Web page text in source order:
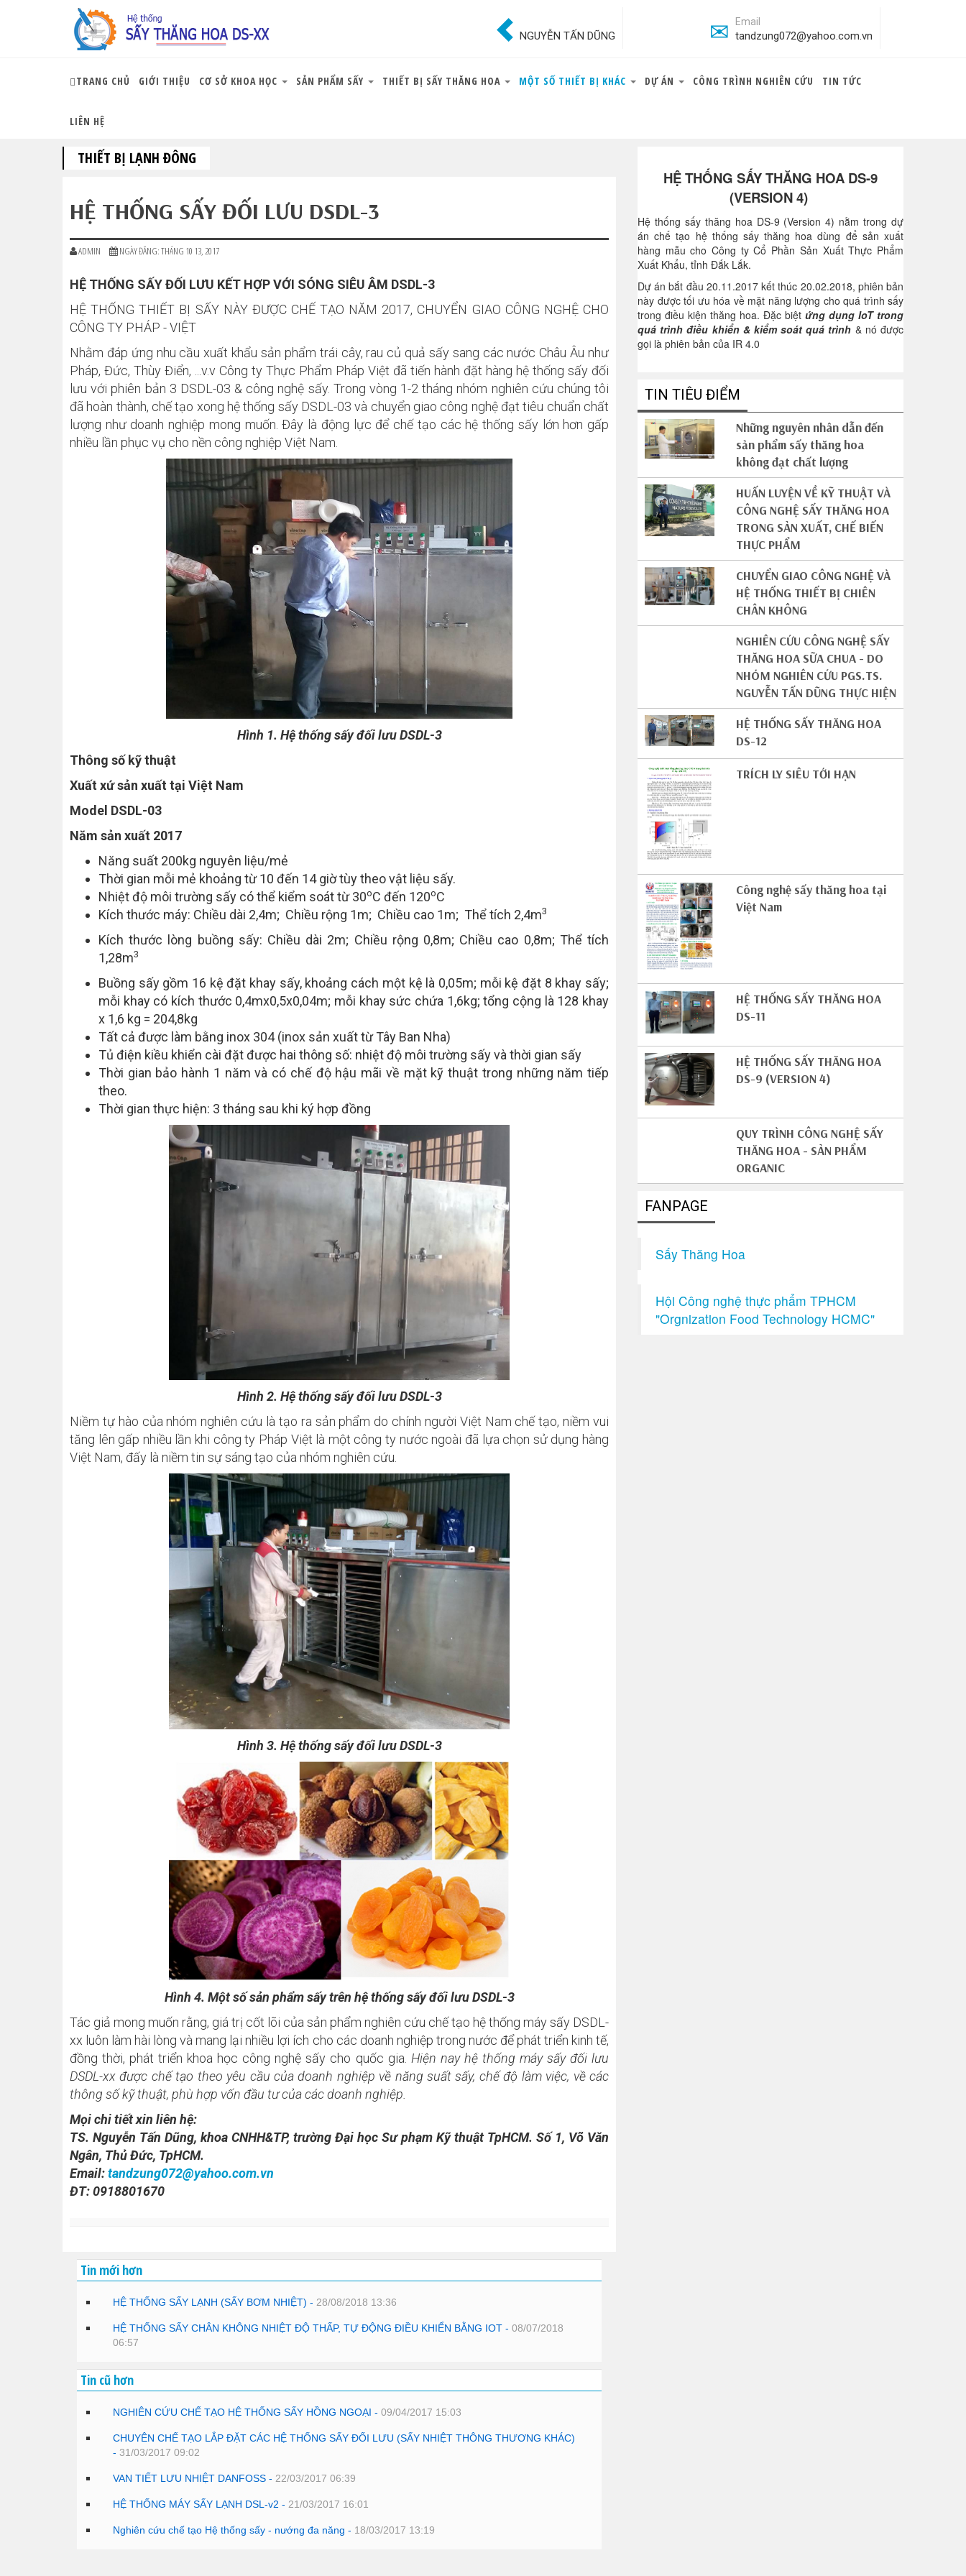
NGUYỄN TẤN DŨNG
Email
tandzung072@yahoo.com.vn
TRANG CHỦ GIỚI THIỆU CƠ SỞ KHOA HỌC SẢN PHẨM SẤY THIẾT BỊ SẤY THĂNG HOA MỘT SỐ THIẾT BỊ KHÁC DỰ ÁN CÔNG TRÌNH NGHIÊN CỨU TIN TỨC
LIÊN HỆ
THIẾT BỊ LẠNH ĐÔNG
HỆ THỐNG SẤY ĐỐI LƯU DSDL-3
ADMIN NGÀY ĐĂNG: THÁNG 10 13, 2017
HỆ THỐNG SẤY ĐỐI LƯU KẾT HỢP VỚI SÓNG SIÊU ÂM DSDL-3
HỆ THỐNG THIẾT BỊ SẤY NÀY ĐƯỢC CHẾ TẠO NĂM 2017, CHUYỂN GIAO CÔNG NGHỆ CHO
CÔNG TY PHÁP - VIỆT
Nhằm đáp ứng nhu cầu xuất khẩu sản phẩm trái cây, rau củ quả sấy sang các nước Châu Âu như
Pháp, Đức, Thùy Điển, ...v.v Công ty Thực Phẩm Pháp Việt đã tiến hành đặt hàng hệ thống sấy đối
lưu với phiên bản 3 DSDL-03 & công nghệ sấy. Trong vòng 1-2 tháng nhóm nghiên cứu chúng tôi
đã hoàn thành, chế tạo xong hệ thống sấy DSDL-03 và chuyển giao công nghệ đạt tiêu chuẩn chất
lượng như doanh nghiệp mong muốn. Đây là động lực để chế tạo các hệ thống sấy lớn hơn gấp
nhiều lần phục vụ cho nền công nghiệp Việt Nam.
Hình 1. Hệ thống sấy đối lưu DSDL-3
Thông số kỹ thuật
Xuất xứ sản xuất tại Việt Nam
Model DSDL-03
Năm sản xuất 2017
Năng suất 200kg nguyên liệu/mẻ
Thời gian mỗi mẻ khoảng từ 10 đến 14 giờ tùy theo vật liệu sấy.
Nhiệt độ môi trường sấy có thể kiểm soát từ 30oC đến 120oC
Kích thước máy: Chiều dài 2,4m; Chiều rộng 1m; Chiều cao 1m; Thể tích 2,4m3
Kích thước lòng buồng sấy: Chiều dài 2m; Chiều rộng 0,8m; Chiều cao 0,8m; Thể tích
1,28m3
Buồng sấy gồm 16 kệ đặt khay sấy, khoảng cách một kệ là 0,05m; mỗi kệ đặt 8 khay sấy;
mỗi khay có kích thước 0,4mx0,5x0,04m; mỗi khay sức chứa 1,6kg; tổng cộng là 128 khay
x 1,6 kg = 204,8kg
Tất cả được làm bằng inox 304 (inox sản xuất từ Tây Ban Nha)
Tủ điện kiều khiển cài đặt được hai thông số: nhiệt độ môi trường sấy và thời gian sấy
Thời gian bảo hành 1 năm và có chế độ hậu mãi về mặt kỹ thuật trong những năm tiếp
theo.
Thời gian thực hiện: 3 tháng sau khi ký hợp đồng
Hình 2. Hệ thống sấy đối lưu DSDL-3
Niềm tự hào của nhóm nghiên cứu là tạo ra sản phẩm do chính người Việt Nam chế tạo, niềm vui
tăng lên gấp nhiều lần khi công ty Pháp Việt là một công ty nước ngoài đã lựa chọn sử dụng hàng
Việt Nam, đấy là niềm tin sự sáng tạo của nhóm nghiên cứu.
Hình 3. Hệ thống sấy đối lưu DSDL-3
Hình 4. Một số sản phẩm sấy trên hệ thống sấy đối lưu DSDL-3
Tác giả mong muốn rằng, giá trị cốt lõi của sản phẩm nghiên cứu chế tạo hệ thống máy sấy DSDL-
xx luôn làm hài lòng và mang lại nhiều lợi ích cho các doanh nghiệp trong nước để phát triển kinh tế,
đồng thời, phát triển khoa học công nghệ sấy cho quốc gia. Hiện nay hệ thống máy sấy đối lưu
DSDL-xx được chế tạo theo yêu cầu của doanh nghiệp về năng suất sấy, chế độ làm việc, về các
thông số kỹ thuật, phù hợp vốn đầu tư của các doanh nghiệp.
Mọi chi tiết xin liên hệ:
TS. Nguyễn Tấn Dũng, khoa CNHH&TP, trường Đại học Sư phạm Kỹ thuật TpHCM. Số 1, Võ Văn
Ngân, Thủ Đức, TpHCM.
Email:tandzung072@yahoo.com.vn
ĐT: 0918801670
Tin mới hơn
HỆ THỐNG SẤY LẠNH (SẤY BƠM NHIỆT) - 28/08/2018 13:36
HỆ THỐNG SẤY CHÂN KHÔNG NHIỆT ĐỘ THẤP, TỰ ĐỘNG ĐIỀU KHIỂN BẰNG IOT - 08/07/2018
06:57
Tin cũ hơn
NGHIÊN CỨU CHẾ TẠO HỆ THỐNG SẤY HỒNG NGOẠI - 09/04/2017 15:03
CHUYÊN CHẾ TẠO LẮP ĐẶT CÁC HỆ THỐNG SẤY ĐỐI LƯU (SẤY NHIỆT THÔNG THƯƠNG KHÁC)
- 31/03/2017 09:02
VAN TIẾT LƯU NHIỆT DANFOSS - 22/03/2017 06:39
HỆ THỐNG MÁY SẤY LẠNH DSL-v2 - 21/03/2017 16:01
Nghiên cứu chế tạo Hệ thống sấy - nướng đa năng - 18/03/2017 13:19
HỆ THỐNG SẤY THĂNG HOA DS-9
(VERSION 4)
Hệ thống sấy thăng hoa DS-9 (Version 4) nằm trong dự
án chế tạo hệ thống sấy thăng hoa dùng để sản xuất
hàng mẫu cho Công ty Cổ Phần Sản Xuất Thực Phẩm
Xuất Khẩu, tỉnh Đắk Lắk.
Dự án bắt đầu 20.11.2017 kết thúc 20.02.2018, phiên bản
này được tối ưu hóa về mặt năng lượng cho quá trình sấy
trong điều kiện thăng hoa. Đặc biệt ứng dụng IoT trong
quá trình điều khiển & kiểm soát quá trình & nó được
gọi là phiên bản của IR 4.0
TIN TIÊU ĐIỂM
Những nguyên nhân dẫn đến
sản phẩm sấy thăng hoa
không đạt chất lượng
HUẤN LUYỆN VỀ KỸ THUẬT VÀ
CÔNG NGHỆ SẤY THĂNG HOA
TRONG SẢN XUẤT, CHẾ BIẾN
THỰC PHẨM
CHUYỂN GIAO CÔNG NGHỆ VÀ
HỆ THỐNG THIẾT BỊ CHIÊN
CHÂN KHÔNG
NGHIÊN CỨU CÔNG NGHỆ SẤY
THĂNG HOA SỮA CHUA - DO
NHÓM NGHIÊN CỨU PGS.TS.
NGUYỄN TẤN DŨNG THỰC HIỆN
HỆ THỐNG SẤY THĂNG HOA
DS-12
TRÍCH LY SIÊU TỚI HẠN
Công nghệ sấy thăng hoa tại
Việt Nam
HỆ THỐNG SẤY THĂNG HOA
DS-11
HỆ THỐNG SẤY THĂNG HOA
DS-9 (VERSION 4)
QUY TRÌNH CÔNG NGHỆ SẤY
THĂNG HOA - SẢN PHẨM
ORGANIC
FANPAGE
Sấy Thăng Hoa
Hội Công nghệ thực phẩm TPHCM
"Orgnization Food Technology HCMC"